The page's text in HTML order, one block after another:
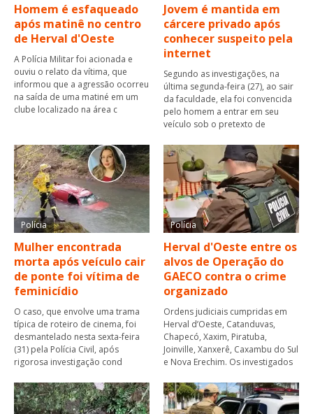
Homem é esfaqueado
após matinê no centro
de Herval d'Oeste
A Polícia Militar foi acionada e
ouviu o relato da vítima, que
informou que a agressão ocorreu
na saída de uma matiné em um
clube localizado na área c
Jovem é mantida em
cárcere privado após
conhecer suspeito pela
internet
Segundo as investigações, na
última segunda-feira (27), ao sair
da faculdade, ela foi convencida
pelo homem a entrar em seu
veículo sob o pretexto de
Polícia
Mulher encontrada
morta após veículo cair
de ponte foi vítima de
feminicídio
O caso, que envolve uma trama
típica de roteiro de cinema, foi
desmantelado nesta sexta-feira
(31) pela Polícia Civil, após
rigorosa investigação cond
Polícia
Herval d'Oeste entre os
alvos de Operação do
GAECO contra o crime
organizado
Ordens judiciais cumpridas em
Herval d’Oeste, Catanduvas,
Chapecó, Xaxim, Piratuba,
Joinville, Xanxerê, Caxambu do Sul
e Nova Erechim. Os investigados